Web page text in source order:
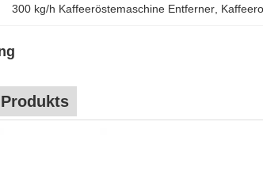
300 kg/h Kaffeeröstemaschine Entferner